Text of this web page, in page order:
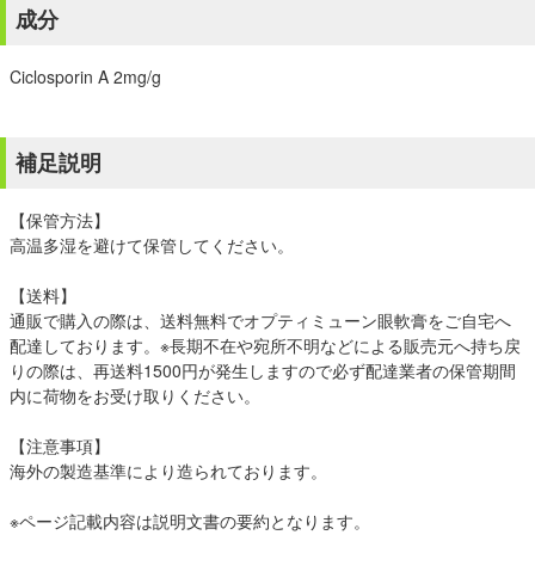
成分
Ciclosporin A 2mg/g
補足説明
【保管方法】
高温多湿を避けて保管してください。
【送料】
通販で購入の際は、送料無料でオプティミューン眼軟膏をご自宅へ
配達しております。※長期不在や宛所不明などによる販売元へ持ち戻
りの際は、再送料1500円が発生しますので必ず配達業者の保管期間
内に荷物をお受け取りください。
【注意事項】
海外の製造基準により造られております。
※ページ記載内容は説明文書の要約となります。